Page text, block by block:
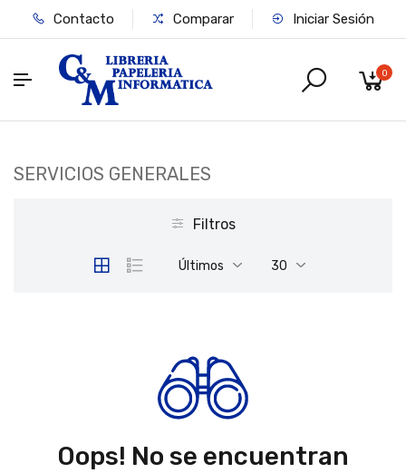
Contacto Comparar Iniciar Sesión
0
SERVICIOS GENERALES
Filtros
Últimos 30
Oops! No se encuentran